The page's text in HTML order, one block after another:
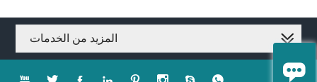

المزيد من الخدمات